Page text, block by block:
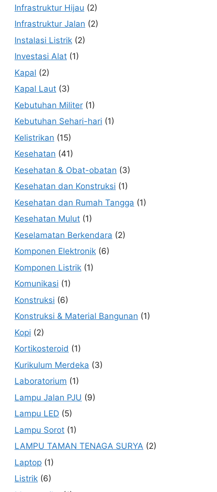
Infrastruktur Hijau (2)
Infrastruktur Jalan (2)
Instalasi Listrik (2)
Investasi Alat (1)
Kapal (2)
Kapal Laut (3)
Kebutuhan Militer (1)
Kebutuhan Sehari-hari (1)
Kelistrikan (15)
Kesehatan (41)
Kesehatan & Obat-obatan (3)
Kesehatan dan Konstruksi (1)
Kesehatan dan Rumah Tangga (1)
Kesehatan Mulut (1)
Keselamatan Berkendara (2)
Komponen Elektronik (6)
Komponen Listrik (1)
Komunikasi (1)
Konstruksi (6)
Konstruksi & Material Bangunan (1)
Kopi (2)
Kortikosteroid (1)
Kurikulum Merdeka (3)
Laboratorium (1)
Lampu Jalan PJU (9)
Lampu LED (5)
Lampu Sorot (1)
LAMPU TAMAN TENAGA SURYA (2)
Laptop (1)
Listrik (6)